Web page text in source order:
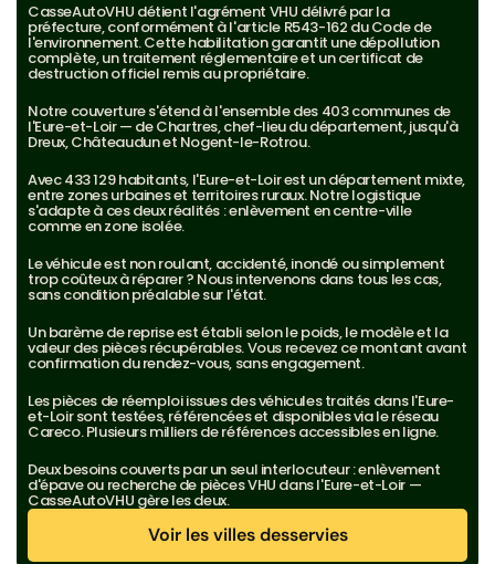
CasseAutoVHU détient l'agrément VHU délivré par la
préfecture, conformément à l'article R543-162 du Code de
l'environnement. Cette habilitation garantit une dépollution
complète, un traitement réglementaire et un certificat de
destruction officiel remis au propriétaire.
Notre couverture s'étend à l'ensemble des 403 communes de
l'Eure-et-Loir — de Chartres, chef-lieu du département, jusqu'à
Dreux, Châteaudun et Nogent-le-Rotrou.
Avec 433 129 habitants, l'Eure-et-Loir est un département mixte,
entre zones urbaines et territoires ruraux. Notre logistique
s'adapte à ces deux réalités : enlèvement en centre-ville
comme en zone isolée.
Le véhicule est non roulant, accidenté, inondé ou simplement
trop coûteux à réparer ? Nous intervenons dans tous les cas,
sans condition préalable sur l'état.
Un barème de reprise est établi selon le poids, le modèle et la
valeur des pièces récupérables. Vous recevez ce montant avant
confirmation du rendez-vous, sans engagement.
Les pièces de réemploi issues des véhicules traités dans l'Eure-
et-Loir sont testées, référencées et disponibles via le réseau
Careco. Plusieurs milliers de références accessibles en ligne.
Deux besoins couverts par un seul interlocuteur : enlèvement
d'épave ou recherche de pièces VHU dans l'Eure-et-Loir —
CasseAutoVHU gère les deux.
Voir les villes desservies